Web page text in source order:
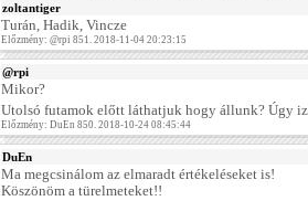
zoltantiger
Turán, Hadik, Vincze
Előzmény: @rpi 851. 2018-11-04 20:23:15
@rpi
Mikor?
Utolsó futamok előtt láthatjuk hogy állunk? Úgy
Előzmény: DuEn 850. 2018-10-24 08:45:44
DuEn
Ma megcsinálom az elmaradt értékeléseket is!
Köszönöm a türelmeteket!!